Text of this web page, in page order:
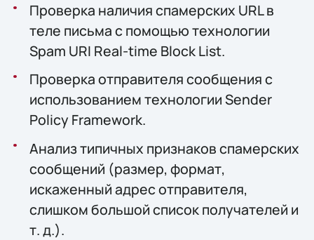
Проверка наличия спамерских URL в
теле письма с помощью технологии
Spam URI Real-time Block List.
Проверка отправителя сообщения с
использованием технологии Sender
Policy Framework.
Анализ типичных признаков спамерских
сообщений (размер, формат,
искаженный адрес отправителя,
слишком большой список получателей и
т. д.).